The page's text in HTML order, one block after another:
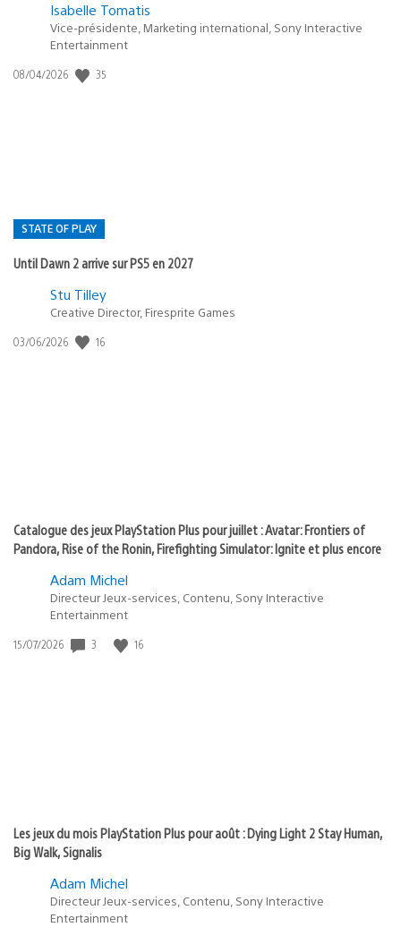
Isabelle Tomatis
Vice-présidente, Marketing international, Sony Interactive
Entertainment
Date
08/04/2026 35
STATE OF PLAY
Until Dawn 2 arrive sur PS5 en 2027
Postée
:
state
Stu Tilley
Creative Director, Firesprite Games
Date
03/06/2026 16
Catalogue des jeux PlayStation Plus pour juillet : Avatar: Frontiers of
Pandora, Rise of the Ronin, Firefighting Simulator: Ignite et plus encore
Adam Michel
Directeur Jeux-services, Contenu, Sony Interactive
Entertainment
Date
15/07/2026 3 16
Les jeux du mois PlayStation Plus pour août : Dying Light 2 Stay Human,
Big Walk, Signalis
Adam Michel
Directeur Jeux-services, Contenu, Sony Interactive
Entertainment